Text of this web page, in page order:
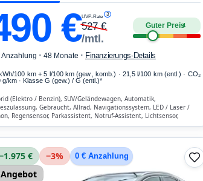
€UVP-Rate 3
527€
/mtl.
Guter Preis4
Anzahlung · 48 Monate · Finanzierungs-Details
100 km + 5 l/100 km (gew., komb.) · 21,5 l/100 km (entl.) · CO₂
g/km · Klasse G (gew.) / G (entl.)*
(Elektro / Benzin), SUV/Geländewagen, Automatik,
Gebraucht, Allrad, Navigationssystem, LED / Laser /
Regensensor, Parkassistent, Notruf-Assistent, Lichtsensor,
Freisprecheinrichtung, Verkehrszeichen-Erkennung, ESP, ABS,
€ −3% 0 € Anzahlung
Angebot